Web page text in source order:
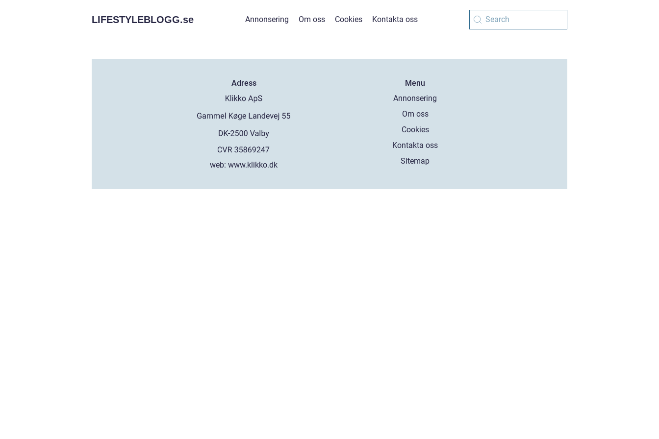
LIFESTYLEBLOGG.se Annonsering Om oss Cookies Kontakta oss
Adress
web:www.klikko.dk
Menu
Annonsering
Om oss
Cookies
Kontakta oss
Sitemap